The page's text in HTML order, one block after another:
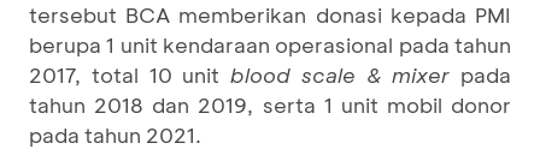
tersebut BCA memberikan donasi kepada PMI
berupa 1 unit kendaraan operasional pada tahun
2017, total 10 unit blood scale & mixer pada
tahun 2018 dan 2019, serta 1 unit mobil donor
pada tahun 2021.